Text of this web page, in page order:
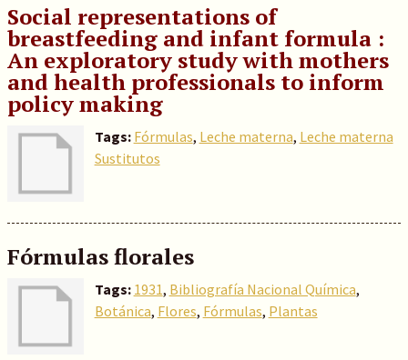
Social representations of
breastfeeding and infant formula :
An exploratory study with mothers
and health professionals to inform
policy making
Tags: Fórmulas, Leche materna, Leche materna
Sustitutos
Fórmulas florales
Tags: 1931, Bibliografía Nacional Química,
Botánica, Flores, Fórmulas, Plantas